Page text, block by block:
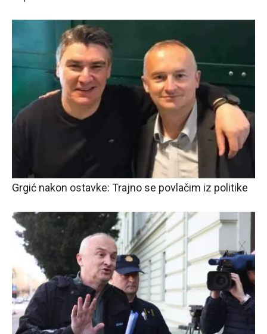
Grgić nakon ostavke: Trajno se povlačim iz politike